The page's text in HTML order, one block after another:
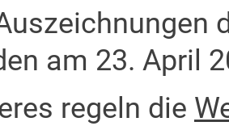
am 23. April
regeln die